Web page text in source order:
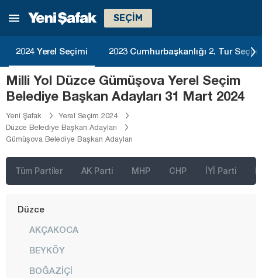
SEÇİM
2024 Yerel Seçimi 2023 Cumhurbaşkanlığı 2. Tur
Milli Yol Düzce Gümüşova Yerel Seçim
Belediye Başkan Adayları 31 Mart 2024
Yeni Şafak
Yerel Seçim 2024
Düzce Belediye Başkan Adayları
Gümüşova Belediye Başkan Adayları
Tüm Partiler AK Parti MHP CHP İYİ Parti
Bitlis
Bursa
Çanakkale
Çankırı
Çorum
Diyarbakır
Düzce
AKÇAKOCA
BEYKÖY
BOĞAZİÇİ